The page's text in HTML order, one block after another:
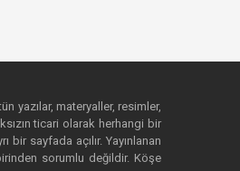
yazılar, materyaller, resimler,
ticari olarak herhangi bir
sayfada açılır. Yayınlanan
sorumlu değildir. Köşe